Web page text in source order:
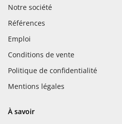
Notre société
Références
Emploi
Conditions de vente
Politique de confidentialité
Mentions légales
À savoir